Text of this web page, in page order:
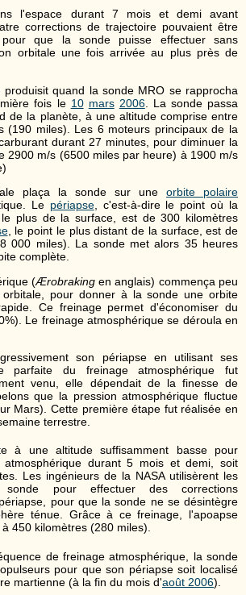
l'espace durant 7 mois et demi avant
corrections de trajectoire pouvaient être
pour que la sonde puisse effectuer sans
orbitale une fois arrivée au plus près de
produisit quand la sonde MRO se rapprocha
fois le 10 mars 2006. La sonde passa
de la planète, à une altitude comprise entre
(190 miles). Les 6 moteurs principaux de la
durant 27 minutes, pour diminuer la
2900 m/s (6500 miles par heure) à 1900 m/s
plaça la sonde sur une orbite polaire
Le périapse, c'est-à-dire le point où la
plus de la surface, est de 300 kilomètres
, le point le plus distant de la surface, est de
000 miles). La sonde met alors 35 heures
complète.
(Ærobrakingen anglais) commença peu
pour donner à la sonde une orbite
Ce freinage permet d'économiser du
Le freinage atmosphérique se déroula en
son périapse en utilisant ses
parfaite du freinage atmosphérique fut
venu, elle dépendait de la finesse de
que la pression atmosphérique fluctue
Mars). Cette première étape fut réalisée en
terrestre.
à une altitude suffisamment basse pour
durant 5 mois et demi, soit
Les ingénieurs de la NASA utilisèrent les
pour effectuer des corrections
pour que la sonde ne se désintègre
ténue. Grâce à ce freinage, l'apoapse
450 kilomètres (280 miles).
de freinage atmosphérique, la sonde
pour que son périapse soit localisé
martienne (à la fin du mois d'août 2006).